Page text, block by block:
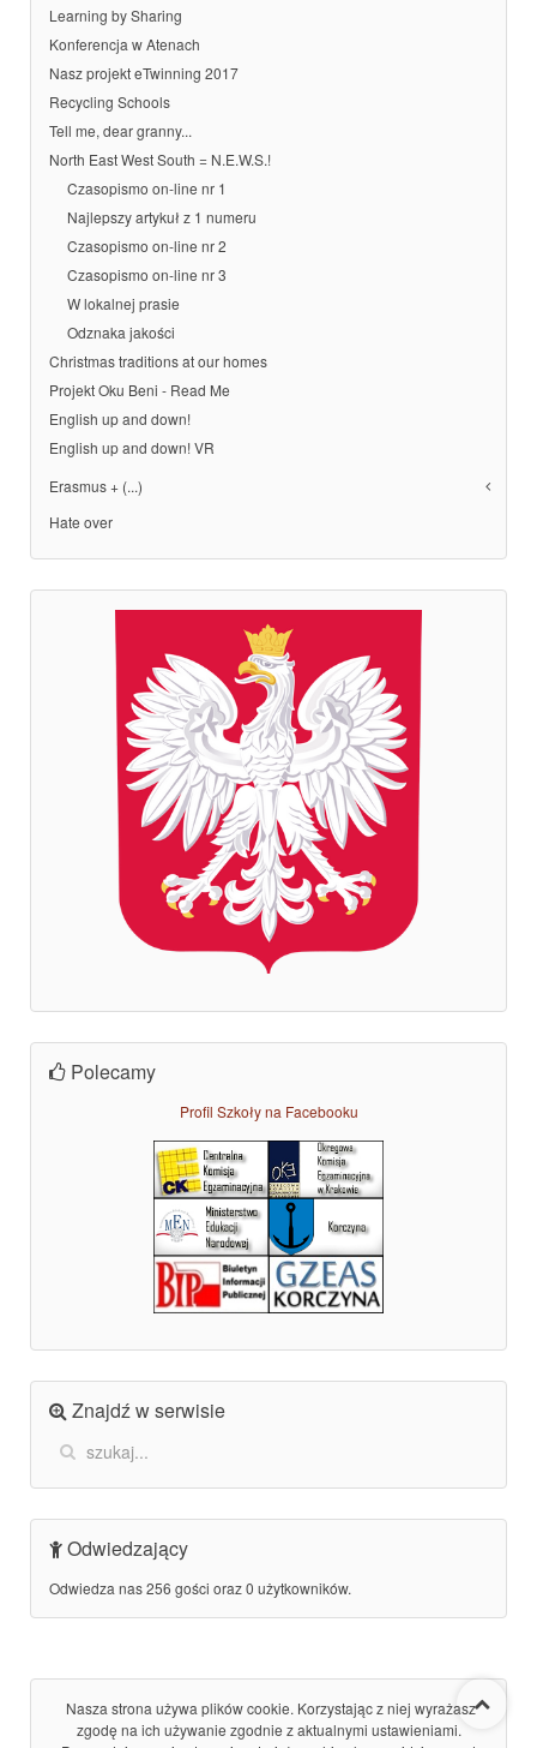
Learning by Sharing
Konferencja w Atenach
Nasz projekt eTwinning 2017
Recycling Schools
Tell me, dear granny...
North East West South = N.E.W.S.!
Czasopismo on-line nr 1
Najlepszy artykuł z 1 numeru
Czasopismo on-line nr 2
Czasopismo on-line nr 3
W lokalnej prasie
Odznaka jakości
Christmas traditions at our homes
Projekt Oku Beni - Read Me
English up and down!
English up and down! VR
Erasmus + (...)
Hate over
Polecamy
Profil Szkoły na Facebooku
Znajdź w serwisie
Odwiedzający
Odwiedza nas 256 gości oraz 0 użytkowników.
Nasza strona używa plików cookie. Korzystając z niej wyrażasz
zgodę na ich używanie zgodnie z aktualnymi ustawieniami.